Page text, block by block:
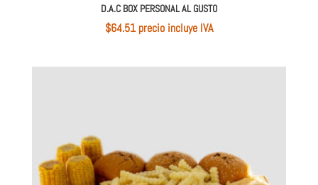
D.A.C BOX PERSONAL AL GUSTO
$64.51 precio incluye IVA